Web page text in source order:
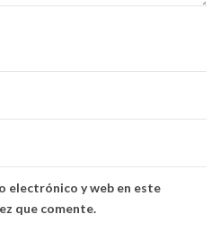
electrónico y web en este
que comente.